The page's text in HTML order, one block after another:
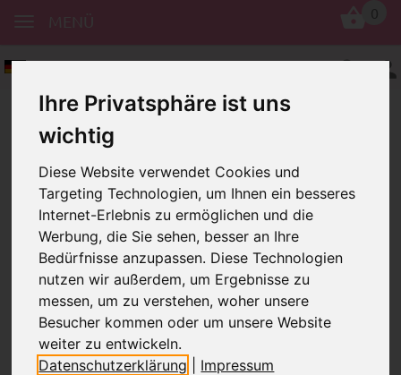
Ihre Privatsphäre ist uns
wichtig
Diese Website verwendet Cookies und
Targeting Technologien, um Ihnen ein besseres
Internet-Erlebnis zu ermöglichen und die
Werbung, die Sie sehen, besser an Ihre
Bedürfnisse anzupassen. Diese Technologien
nutzen wir außerdem, um Ergebnisse zu
messen, um zu verstehen, woher unsere
Besucher kommen oder um unsere Website
weiter zu entwickeln.
Datenschutzerklärung
Impressum
Deutsch
Schnullerkettenclips
Clipse, unifarben – Ø 35 mm
Bewertungen
CLIPSE, UNIFARBEN – Ø 35 MM